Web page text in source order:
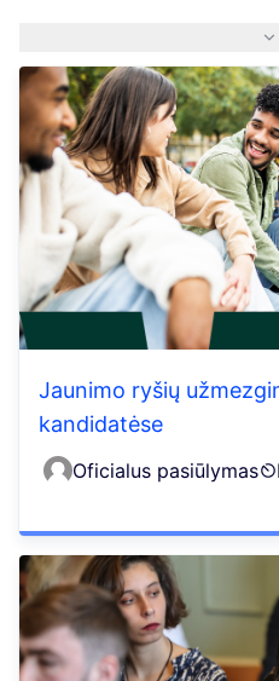
Jaunimo ryšių
kandidatėse
Oficialus pasiūlymas